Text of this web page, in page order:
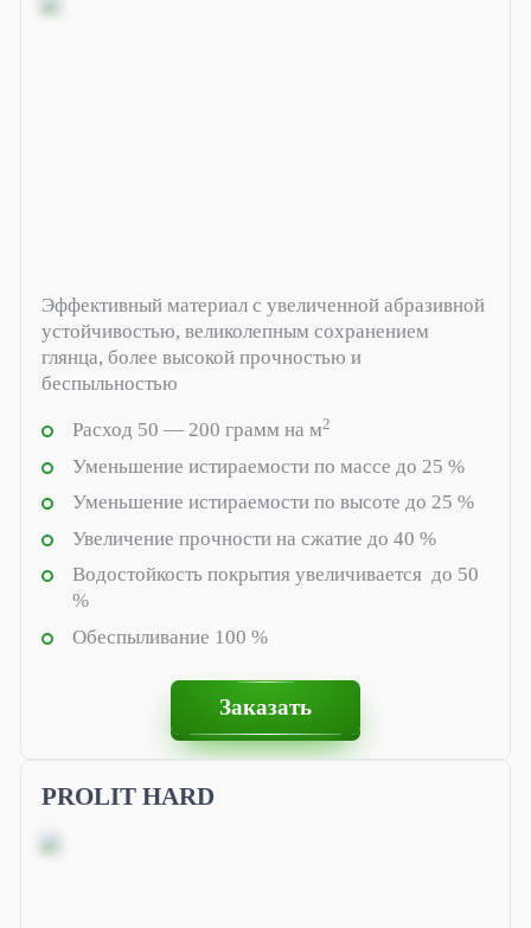
Сухие порошки для производства жидкого стекла
Химия для производства СМС
COMIXSIL CAR
Комплексообразователь COMIXSIL
Экологичный умягчитель Сomixsil
Сорбенты и стабилизаторы грунта
Ремонт бетонных промышленных полов
Эффективный материал с увеличенной абразивной
устойчивостью, великолепным сохранением
глянца, более высокой прочностью и
беспыльностью
Расход 50 — 200 грамм на м2
Уменьшение истираемости по массе до 25 %
Уменьшение истираемости по высоте до 25 %
Увеличение прочности на сжатие до 40 %
Водостойкость покрытия увеличивается до 50
%
Обеспыливание 100 %
Заказать
PROLIT HARD